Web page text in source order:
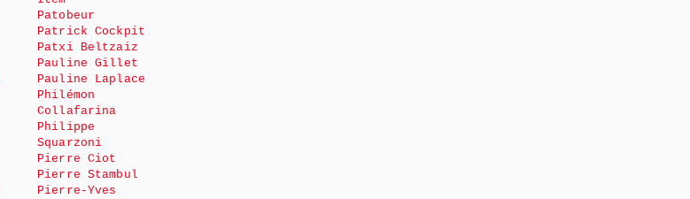
Patobeur
Patrick Cockpit
Patxi Beltzaiz
Pauline Gillet
Pauline Laplace
Philémon
Collafarina
Philippe
Squarzoni
Pierre Ciot
Pierre Stambul
Pierre-Yves